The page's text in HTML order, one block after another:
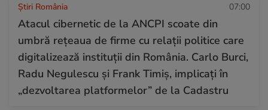
Știri România 07:00
Atacul cibernetic de la ANCPI scoate din
umbră rețeaua de firme cu relații politice care
digitalizează instituții din România. Carlo Burci,
Radu Negulescu și Frank Timiș, implicați în
„dezvoltarea platformelor” de la Cadastru